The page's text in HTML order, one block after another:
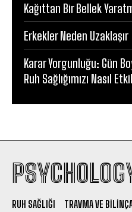
Kağıttan Bir Bellek
Erkekler Neden Uzaklaşır
Karar Yorgunluğu: Gün
Ruh Sağlığımızı Nasıl
RUH SAĞLIĞI TRAVMA VE